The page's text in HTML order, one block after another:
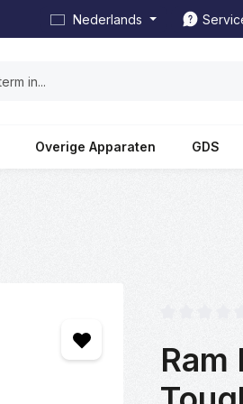
Nederlands
Overige Apparaten GDS